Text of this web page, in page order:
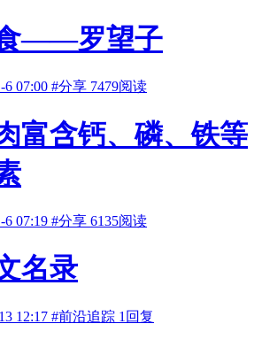
——罗望子
6 07:00 #分享 7479阅读
富含钙、磷、铁等
6 07:19 #分享 6135阅读
名录
12:17 #前沿追踪 1回复